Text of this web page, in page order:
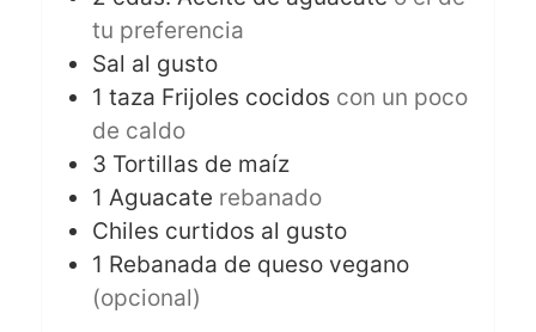
tu preferencia
Sal al gusto
1 taza Frijoles cocidos con un poco
de caldo
3 Tortillas de maíz
1 Aguacate rebanado
Chiles curtidos al gusto
1 Rebanada de queso vegano
(opcional)